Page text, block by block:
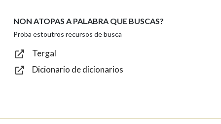
Texto de verificación
NON ATOPAS A PALABRA QUE BUSCAS?
Proba estoutros recursos de busca
Tergal
Dicionario de dicionarios